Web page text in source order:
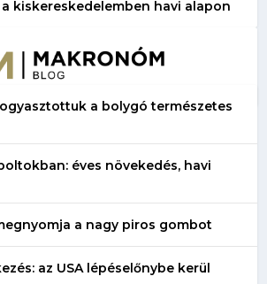
kiskereskedelemben havi alapon
a bolygó természetes
éves növekedés, havi
a nagy piros gombot
az USA lépéselőnybe kerül